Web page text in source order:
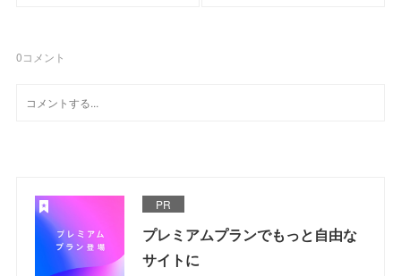
0コメント
PR
プレミアムプランでもっと自由な
サイトに